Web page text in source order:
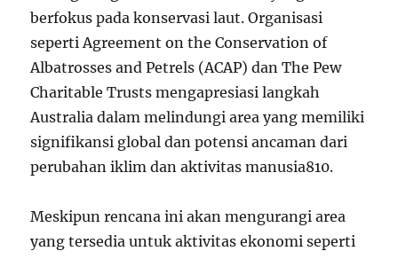
berfokus pada konservasi laut. Organisasi
seperti Agreement on the Conservation of
Albatrosses and Petrels (ACAP) dan The Pew
Charitable Trusts mengapresiasi langkah
Australia dalam melindungi area yang memiliki
signifikansi global dan potensi ancaman dari
perubahan iklim dan aktivitas manusia810.
Meskipun rencana ini akan mengurangi area
yang tersedia untuk aktivitas ekonomi seperti